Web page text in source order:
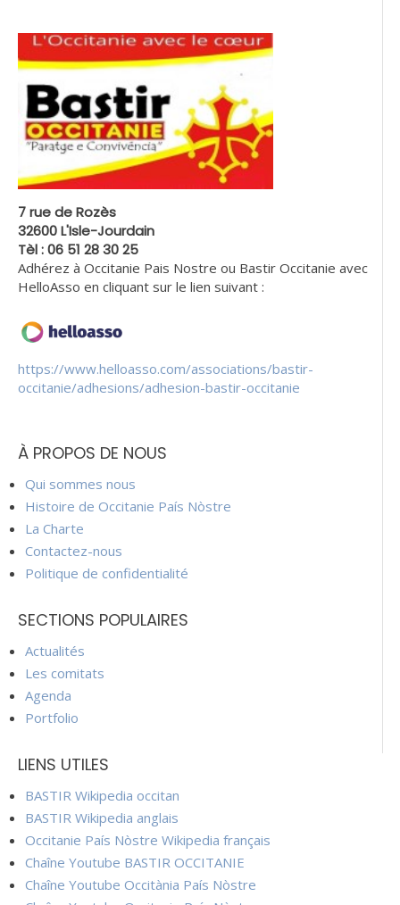
7 rue de Rozès
32600 L'Isle-Jourdain
Tèl : 06 51 28 30 25
Adhérez à Occitanie Pais Nostre ou Bastir Occitanie avec
HelloAsso en cliquant sur le lien suivant :
https://www.helloasso.com/associations/bastir-
occitanie/adhesions/adhesion-bastir-occitanie
À PROPOS DE NOUS
Qui sommes nous
Histoire de Occitanie País Nòstre
La Charte
Contactez-nous
Politique de confidentialité
SECTIONS POPULAIRES
Actualités
Les comitats
Agenda
Portfolio
LIENS UTILES
BASTIR Wikipedia occitan
BASTIR Wikipedia anglais
Occitanie País Nòstre Wikipedia français
Chaîne Youtube BASTIR OCCITANIE
Chaîne Youtube Occitània País Nòstre